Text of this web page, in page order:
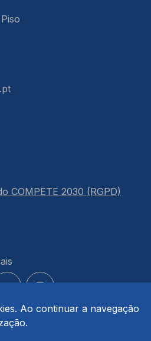
Ao continuar a navegação
COMPETE 2030 (RGPD)